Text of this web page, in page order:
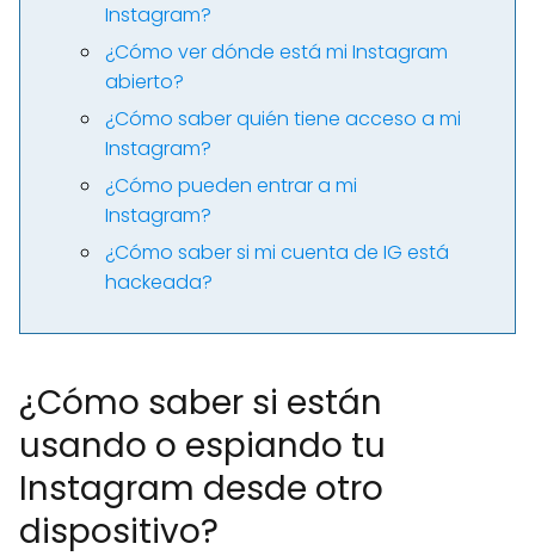
Instagram?
¿Cómo ver dónde está mi Instagram
abierto?
¿Cómo saber quién tiene acceso a mi
Instagram?
¿Cómo pueden entrar a mi
Instagram?
¿Cómo saber si mi cuenta de IG está
hackeada?
¿Cómo saber si están
usando o espiando tu
Instagram desde otro
dispositivo?